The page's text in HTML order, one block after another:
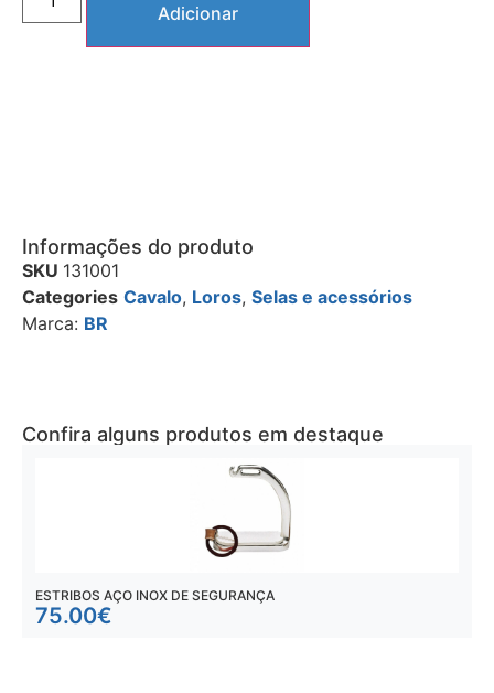
Adicionar
Informações do produto
SKU 131001
Categories Cavalo, Loros, Selas e acessórios
Marca: BR
Confira alguns produtos em destaque
ESTRIBOS AÇO INOX DE SEGURANÇA
75.00€